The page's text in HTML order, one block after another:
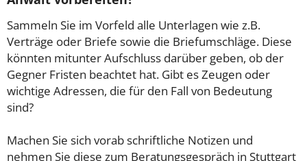
Sammeln Sie im Vorfeld alle Unterlagen wie z.B.
Verträge oder Briefe sowie die Briefumschläge. Diese
könnten mitunter Aufschluss darüber geben, ob der
Gegner Fristen beachtet hat. Gibt es Zeugen oder
wichtige Adressen, die für den Fall von Bedeutung
sind?
Machen Sie sich vorab schriftliche Notizen und
nehmen Sie diese zum Beratungsgespräch in Stuttgart